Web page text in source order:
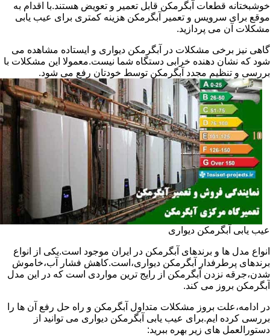
خوشبختانه قطعات آبگرمکن قابل تعمیر و تعویض هستند.با اقدام به
موقع برای سرویس و تعمیر آبگرمکن هزینه کمتری برای عیب یابی
مشکلات آن می پردازید.
گاهی نیز برخی مشکلات در آبگرمکن دیواری و ایستاده مشاهده می
شود که نشان دهنده خرابی دستگاه شما نیست.معمولا این مشکلات با
بررسی و تنظیم مجدد آبگرمکن توسط خودتان رفع می شود.
عیب یابی آبگرمکن دیواری
انواع مدل ها و برندهای آبگرمکن در ایران موجود است.یکی از انواع
برندهای پرطرفدار آبگرمکن دیواری،است.کاهش فشار آب،خاموش
شدن،جرقه نزدن آبگرمکن از رایج ترین مواردی است که در این مدل
آبگرمکن بروز می کند.
در ادامه،علت بروز مشکلات متداول آبگرمکن و راه حل رفع آن ها را
بررسی کرده ایم.برای عیب یابی آبگرمکن دیواری می توانید از
دستورالعمل های زیر بهره ببرید: